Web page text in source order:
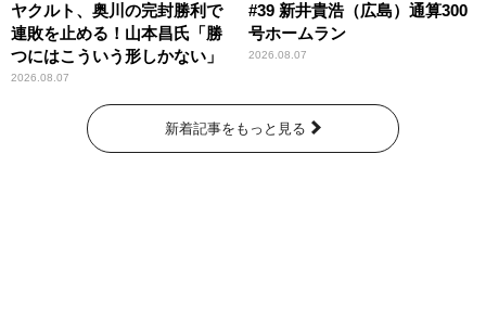
ヤクルト、奥川の完封勝利で
連敗を止める！山本昌氏「勝
つにはこういう形しかない」
2026.08.07
#39 新井貴浩（広島）通算300
号ホームラン
2026.08.07
新着記事をもっと見る